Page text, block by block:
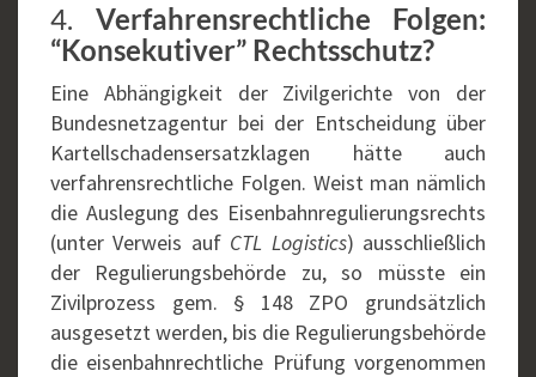
4. Verfahrensrechtliche Folgen:
“Konsekutiver” Rechtsschutz?
Eine Abhängigkeit der Zivilgerichte von der
Bundesnetzagentur bei der Entscheidung über
Kartellschadensersatzklagen hätte auch
verfahrensrechtliche Folgen. Weist man nämlich
die Auslegung des Eisenbahnregulierungsrechts
(unter Verweis auf CTL Logistics) ausschließlich
der Regulierungsbehörde zu, so müsste ein
Zivilprozess gem. § 148 ZPO grundsätzlich
ausgesetzt werden, bis die Regulierungsbehörde
die eisenbahnrechtliche Prüfung vorgenommen